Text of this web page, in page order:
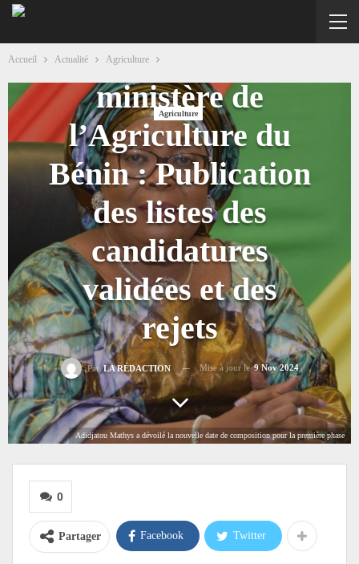
Accueil Actualité Agriculture
Agriculture
recrutement au
ministère de
l’Agriculture du
Bénin : Publication
des listes des
candidatures
validées et des
rejets
Par LA RÉDACTION Mise à jour le9 Nov 2024
Adidjatou Mathys a dévoilé la nouvelle date de composition pour la première phase
0
Partager Facebook Twitter